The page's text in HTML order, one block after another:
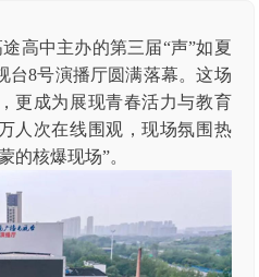
高中主办的第三届“声”如夏
台8号演播厅圆满落幕。这场
更成为展现青春活力与教育
人次在线围观，现场氛围热
的核爆现场”。